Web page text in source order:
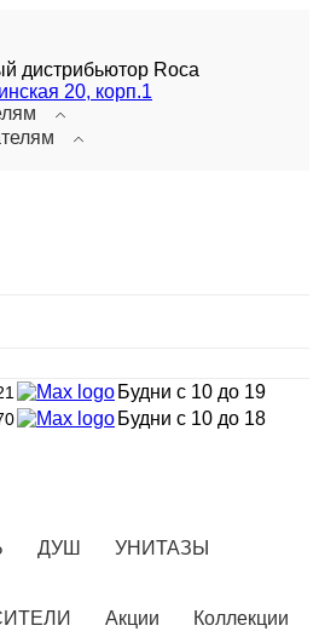
дистрибьютор Roca
20, корп.1
Будни с 10 до 19
Будни с 10 до 18
ДУШ УНИТАЗЫ
Акции Коллекции